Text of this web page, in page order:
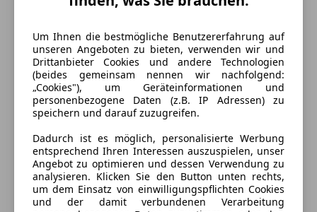
Energieverbrauch
Kraftstoff
Benzin
Um Ihnen die bestmögliche Benutzererfahrung auf
unseren Angeboten zu bieten, verwenden wir und
Drittanbieter Cookies und andere Technologien
(beides gemeinsam nennen wir nachfolgend:
„Cookies"), um Geräteinformationen und
personenbezogene Daten (z.B. IP Adressen) zu
speichern und darauf zuzugreifen.
Dadurch ist es möglich, personalisierte Werbung
entsprechend Ihren Interessen auszuspielen, unser
Angebot zu optimieren und dessen Verwendung zu
analysieren. Klicken Sie den Button unten rechts,
um dem Einsatz von einwilligungspflichten Cookies
und der damit verbundenen Verarbeitung